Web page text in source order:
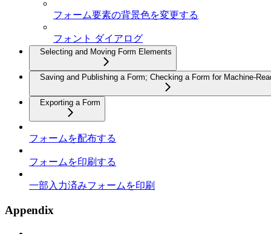
フォーム要素の背景色を変更する
フォント ダイアログ
Selecting and Moving Form Elements
Saving and Publishing a Form; Checking a Form for Machine-
Exporting a Form
フォームを配布する
フォームを印刷する
一部入力済みフォームを印刷
Appendix